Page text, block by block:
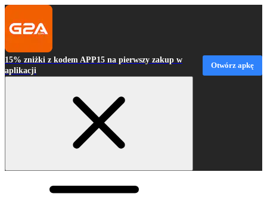
15% zniżki z kodem APP15 na pierwszy zakup w
aplikacji
Otwórz apkę